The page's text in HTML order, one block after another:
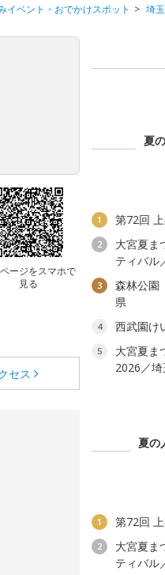
イベント・おでかけスポット 埼
ージをスマホで
見る
セス
夏
1 第72回
2
大宮夏ま
ティバル
3
森林公園
県
4 西武園け
5
大宮夏ま
2026／
夏の
1 第72回
2
大宮夏ま
ティバル